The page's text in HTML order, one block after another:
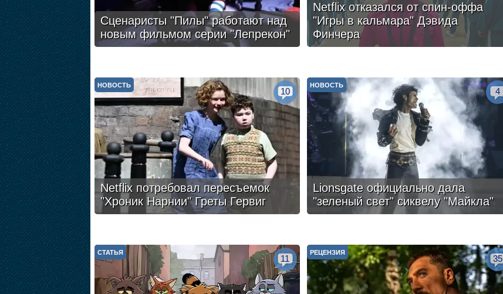
Сценаристы "Пилы" работают над
новым фильмом серии "Лепрекон"
Netflix отказался от спин-оффа
"Игры в кальмара" Дэвида
Финчера
Netflix потребовал пересъемок
"Хроник Нарнии" Греты Гервиг
НОВОСТЬ
10
Lionsgate официально дала
"зеленый свет" сиквелу "Майкла"
НОВОСТЬ
4
СТАТЬЯ
11
РЕЦЕНЗИЯ
35